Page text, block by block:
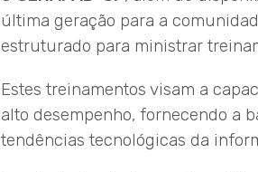
última geração para a
estruturado para ministrar
Estes treinamentos visam a
alto desempenho, fornecendo a
tendências tecnológicas da